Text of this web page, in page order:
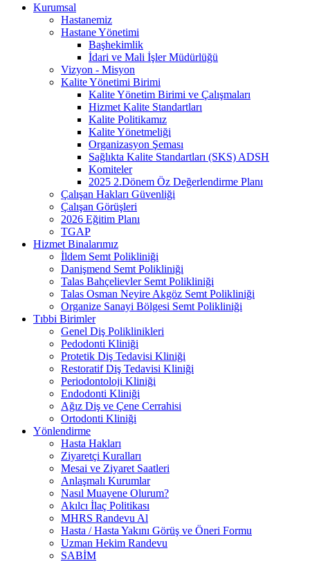
Kurumsal
Hastanemiz
Hastane Yönetimi
Başhekimlik
İdari ve Mali İşler Müdürlüğü
Vizyon - Misyon
Kalite Yönetimi Birimi
Kalite Yönetim Birimi ve Çalışmaları
Hizmet Kalite Standartları
Kalite Politikamız
Kalite Yönetmeliği
Organizasyon Şeması
Sağlıkta Kalite Standartları (SKS) ADSH
Komiteler
2025 2.Dönem Öz Değerlendirme Planı
Çalışan Hakları Güvenliği
Çalışan Görüşleri
2026 Eğitim Planı
TGAP
Hizmet Binalarımız
İldem Semt Polikliniği
Danişmend Semt Polikliniği
Talas Bahçelievler Semt Polikliniği
Talas Osman Neyire Akgöz Semt Polikliniği
Organize Sanayi Bölgesi Semt Polikliniği
Tıbbi Birimler
Genel Diş Poliklinikleri
Pedodonti Kliniği
Protetik Diş Tedavisi Kliniği
Restoratif Diş Tedavisi Kliniği
Periodontoloji Kliniği
Endodonti Kliniği
Ağız Diş ve Çene Cerrahisi
Ortodonti Kliniği
Yönlendirme
Hasta Hakları
Ziyaretçi Kuralları
Mesai ve Ziyaret Saatleri
Anlaşmalı Kurumlar
Nasıl Muayene Olurum?
Akılcı İlaç Politikası
MHRS Randevu Al
Hasta / Hasta Yakını Görüş ve Öneri Formu
Uzman Hekim Randevu
SABİM